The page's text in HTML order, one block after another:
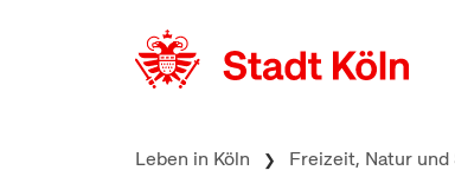
Leben in Köln Freizeit, Natur und